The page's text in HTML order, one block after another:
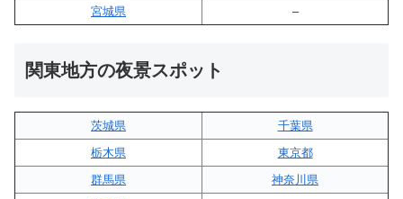
宮城県
–
関東地方の夜景スポット
茨城県
千葉県
栃木県
東京都
群馬県
神奈川県